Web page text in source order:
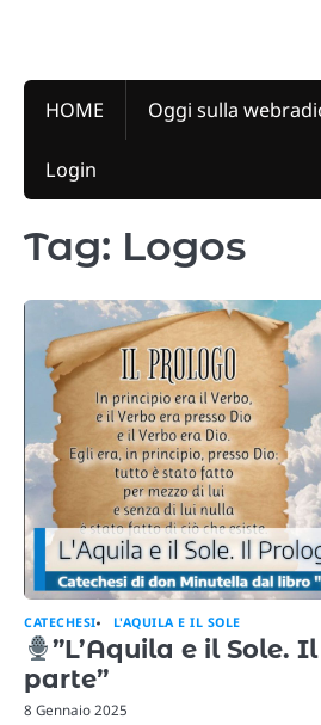
HOME Oggi sulla
Login
Tag: Logos
CATECHESI L'AQUILA E IL SOLE
”L’Aquila e il Sole.
parte”
8 Gennaio 2025